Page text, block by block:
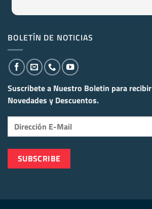
BOLETÍN DE NOTICIAS
Suscribete a Nuestro Boletin para recibir
Novedades y Descuentos.